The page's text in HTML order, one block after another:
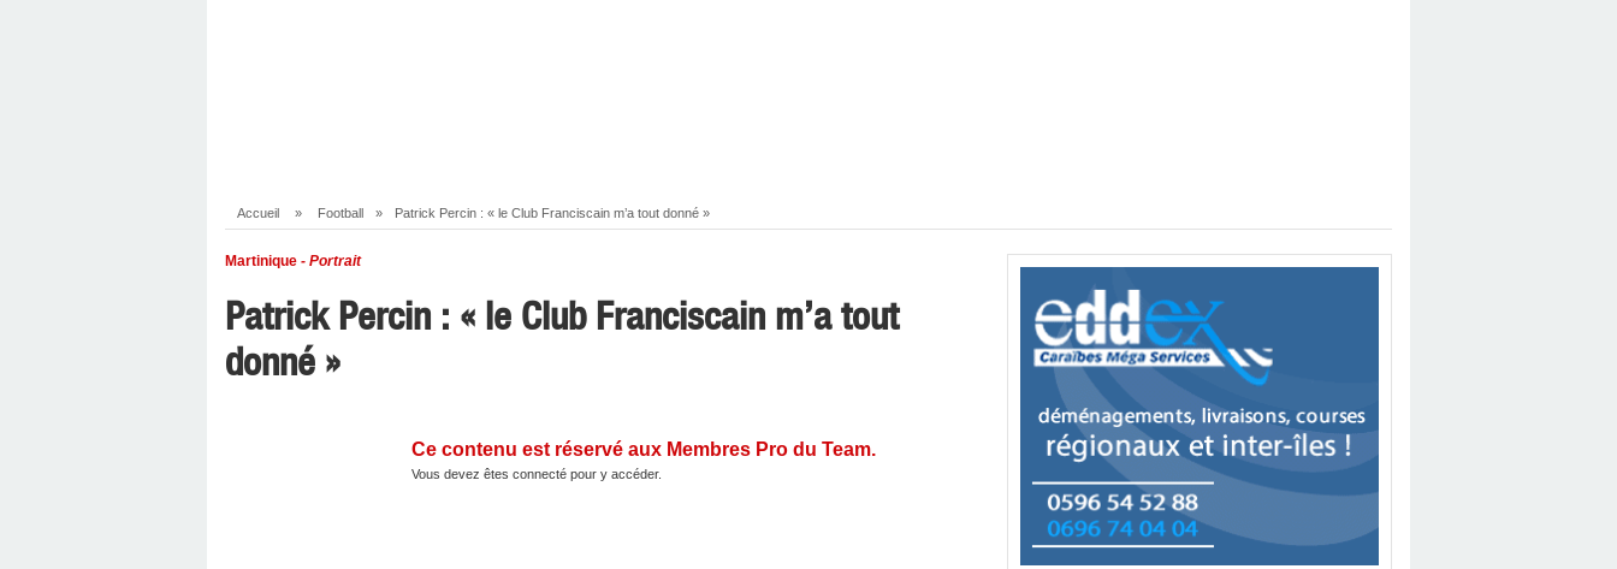
Accueil » Football » Patrick Percin : « le Club Franciscain m’a tout donné »
Martinique - Portrait
Patrick Percin : « le Club Franciscain m’a tout
donné »
Ce contenu est réservé aux Membres Pro du Team.
Vous devez êtes connecté pour y accéder.